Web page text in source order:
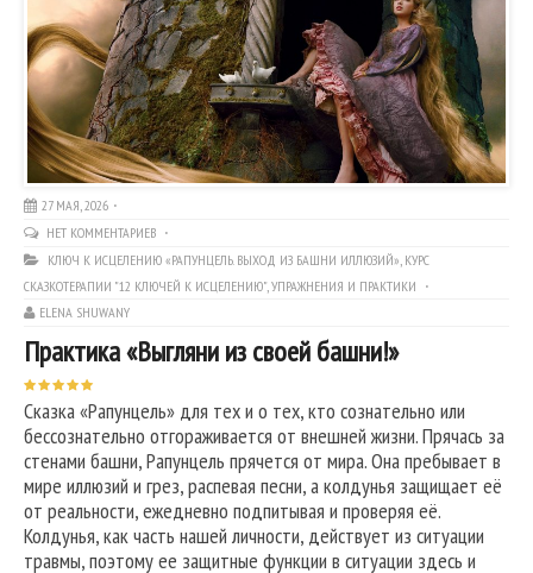
27 МАЯ, 2026
НЕТ КОММЕНТАРИЕВ
КЛЮЧ К ИСЦЕЛЕНИЮ «РАПУНЦЕЛЬ. ВЫХОД ИЗ БАШНИ ИЛЛЮЗИЙ», КУРС
СКАЗКОТЕРАПИИ "12 КЛЮЧЕЙ К ИСЦЕЛЕНИЮ",УПРАЖНЕНИЯ И ПРАКТИКИ
ELENA SHUWANY
Практика «Выгляни из своей башни!»
Сказка «Рапунцель» для тех и о тех, кто сознательно или
бессознательно отгораживается от внешней жизни. Прячась за
стенами башни, Рапунцель прячется от мира. Она пребывает в
мире иллюзий и грез, распевая песни, а колдунья защищает её
от реальности, ежедневно подпитывая и проверяя её.
Колдунья, как часть нашей личности, действует из ситуации
травмы, поэтому ее защитные функции в ситуации здесь и